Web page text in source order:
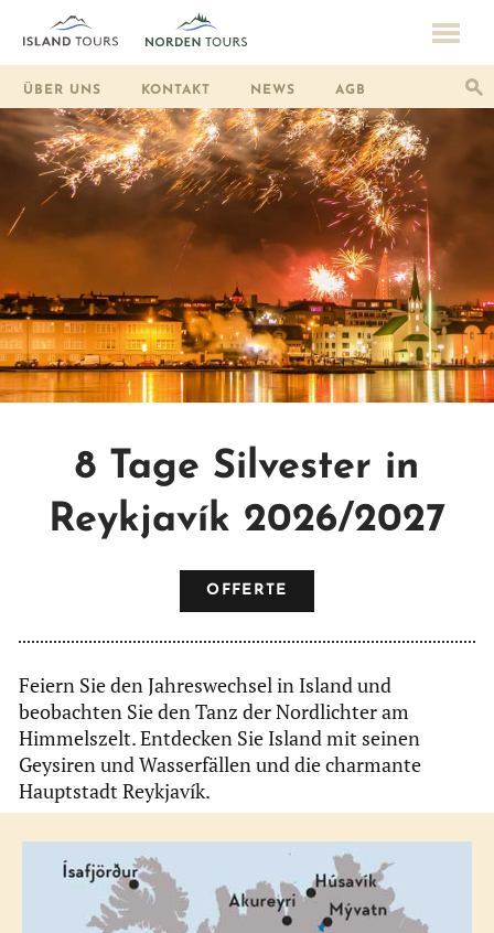
ÜBER UNS KONTAKT NEWS AGB
8 Tage Silvester in
Reykjavík 2026/2027
OFFERTE
Feiern Sie den Jahreswechsel in Island und
beobachten Sie den Tanz der Nordlichter am
Himmelszelt. Entdecken Sie Island mit seinen
Geysiren und Wasserfällen und die charmante
Hauptstadt Reykjavík.